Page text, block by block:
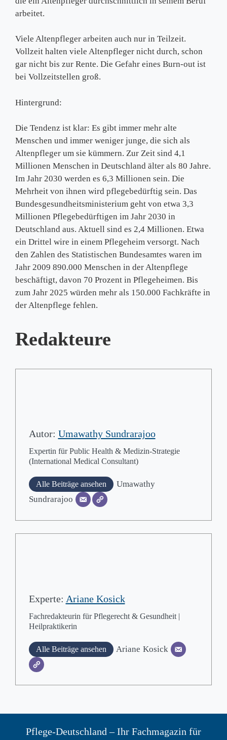
arbeitet.
Viele Altenpfleger arbeiten auch nur in Teilzeit.
Vollzeit halten viele Altenpfleger nicht durch, schon
gar nicht bis zur Rente. Die Gefahr eines Burn-out ist
bei Vollzeitstellen groß.
Hintergrund:
Die Tendenz ist klar: Es gibt immer mehr alte
Menschen und immer weniger junge, die sich als
Altenpfleger um sie kümmern. Zur Zeit sind 4,1
Millionen Menschen in Deutschland älter als 80 Jahre.
Im Jahr 2030 werden es 6,3 Millionen sein. Die
Mehrheit von ihnen wird pflegebedürftig sein. Das
Bundesgesundheitsministerium geht von etwa 3,3
Millionen Pflegebedürftigen im Jahr 2030 in
Deutschland aus. Aktuell sind es 2,4 Millionen. Etwa
ein Drittel wire in einem Pflegeheim versorgt. Nach
den Zahlen des Statistischen Bundesamtes waren im
Jahr 2009 890.000 Menschen in der Altenpflege
beschäftigt, davon 70 Prozent in Pflegeheimen. Bis
zum Jahr 2025 würden mehr als 150.000 Fachkräfte in
der Altenpflege fehlen.
Redakteure
Autor: Umawathy Sundrarajoo
Expertin für Public Health & Medizin-Strategie
(International Medical Consultant)
Alle Beiträge ansehen
Umawathy
Sundrarajoo
Experte: Ariane Kosick
Fachredakteurin für Pflegerecht & Gesundheit |
Heilpraktikerin
Alle Beiträge ansehen Ariane Kosick
Pflege-Deutschland – Ihr Fachmagazin für